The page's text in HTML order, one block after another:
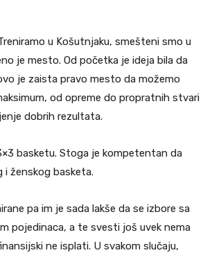
u Košutnjaku, smešteni smo u
je mesto. Od početka je ideja bila da
je zaista pravo mesto da možemo
od opreme do propratnih stvari
dobrih rezultata.
basketu. Stoga je kompetentan da
ženskog basketa.
pa im je sada lakše da se izbore sa
pojedinaca, a te svesti još uvek nema
ne isplati. U svakom slučaju,